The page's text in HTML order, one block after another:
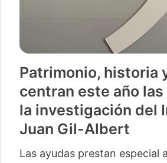
Patrimonio, historia
centran este año las
la investigación del
Juan Gil-Albert
Las ayudas prestan especial